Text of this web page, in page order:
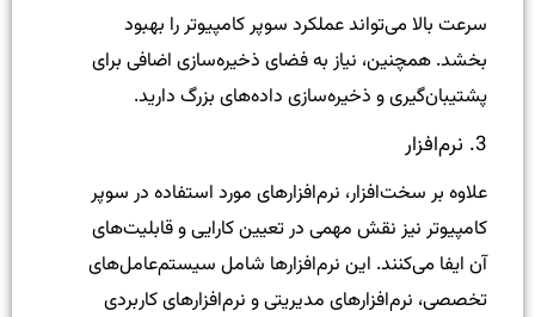
سرعت بالا می‌تواند عملکرد سوپر کامپیوتر را بهبود
بخشد. همچنین، نیاز به فضای ذخیره‌سازی اضافی برای
پشتیبان‌گیری و ذخیره‌سازی داده‌های بزرگ دارید.
3. نرم‌افزار
علاوه بر سخت‌افزار، نرم‌افزارهای مورد استفاده در سوپر
کامپیوتر نیز نقش مهمی در تعیین کارایی و قابلیت‌های
آن ایفا می‌کنند. این نرم‌افزارها شامل سیستم‌عامل‌های
تخصصی، نرم‌افزارهای مدیریتی و نرم‌افزارهای کاربردی